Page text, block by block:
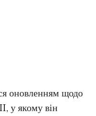
оновленням щодо
у якому він